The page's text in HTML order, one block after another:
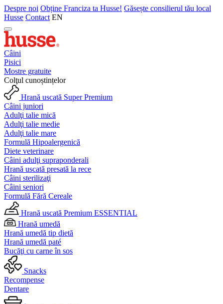
Despre noi Obține Franciza ta Husse! Găsește consilierul tău local
Husse Contact EN
Câini
Pisici
Mostre gratuite
Colţul cunoștințelor
Hrană uscată Super Premium
Câini juniori
Adulţi talie mică
Adulţi talie medie
Adulţi talie mare
Formulă Hipoalergenică
Diete veterinare
Câini adulţi supraponderali
Hrană uscată presată la rece
Câini sterilizaţi
Câini seniori
Formulă Fără Cereale
Hrană uscată Premium ESSENTIAL
Hrană umedă
Hrană umedă tip dietă
Hrană umedă paté
Bucăţi cu carne în sos
Snacks
Recompense
Dentare